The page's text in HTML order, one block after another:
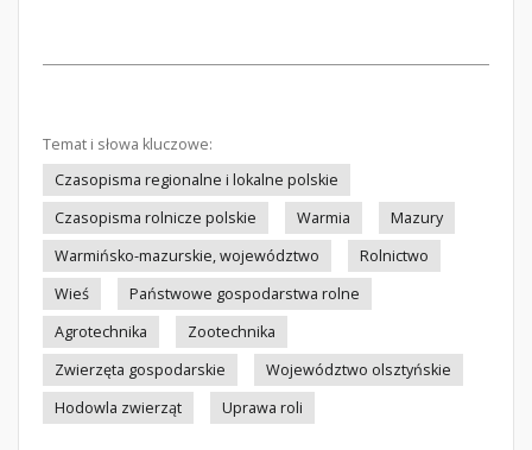
Temat i słowa kluczowe:
Czasopisma regionalne i lokalne polskie
Czasopisma rolnicze polskie
Warmia
Mazury
Warmińsko-mazurskie, województwo
Rolnictwo
Wieś
Państwowe gospodarstwa rolne
Agrotechnika
Zootechnika
Zwierzęta gospodarskie
Województwo olsztyńskie
Hodowla zwierząt
Uprawa roli